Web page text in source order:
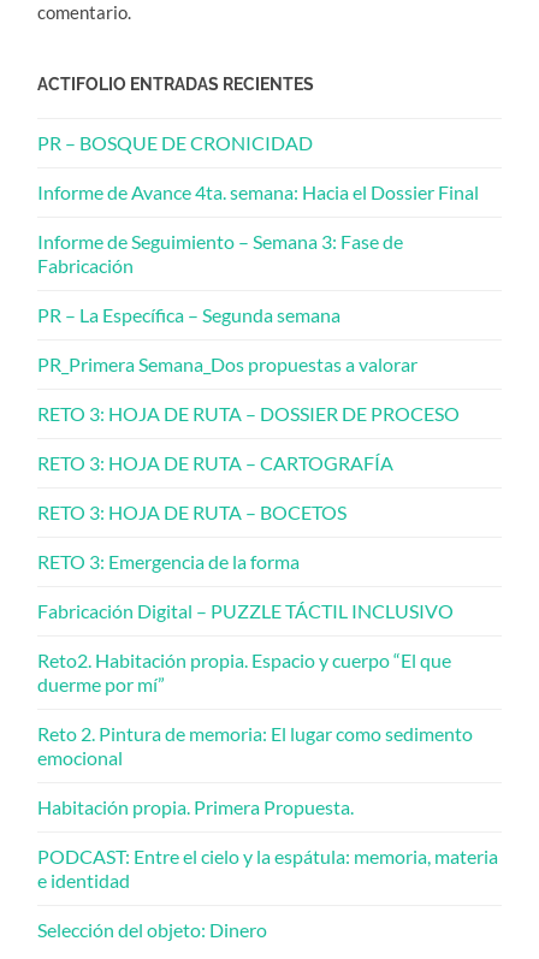
comentario.
ACTIFOLIO ENTRADAS RECIENTES
PR – BOSQUE DE CRONICIDAD
Informe de Avance 4ta. semana: Hacia el Dossier Final
Informe de Seguimiento – Semana 3: Fase de
Fabricación
PR – La Específica – Segunda semana
PR_Primera Semana_Dos propuestas a valorar
RETO 3: HOJA DE RUTA – DOSSIER DE PROCESO
RETO 3: HOJA DE RUTA – CARTOGRAFÍA
RETO 3: HOJA DE RUTA – BOCETOS
RETO 3: Emergencia de la forma
Fabricación Digital – PUZZLE TÁCTIL INCLUSIVO
Reto2. Habitación propia. Espacio y cuerpo “El que
duerme por mí”
Reto 2. Pintura de memoria: El lugar como sedimento
emocional
Habitación propia. Primera Propuesta.
PODCAST: Entre el cielo y la espátula: memoria, materia
e identidad
Selección del objeto: Dinero